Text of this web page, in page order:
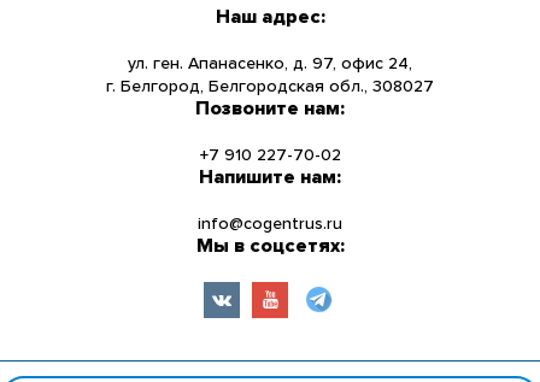
НОВОСТИ
УСЛУГИ
ИНФОРМАЦИЯ
КОНТАКТЫ
Наш адрес:
ул. ген. Апанасенко, д. 97, офис 24,
г. Белгород, Белгородская обл., 308027
Позвоните нам:
+7 910 227-70-02
Напишите нам:
info@cogentrus.ru
Мы в соцсетях: